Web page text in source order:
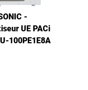
-
UE PACi
100PE1E8A